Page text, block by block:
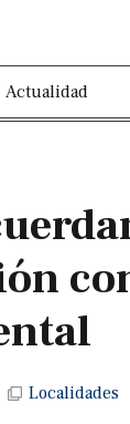
Actualidad
Localidades